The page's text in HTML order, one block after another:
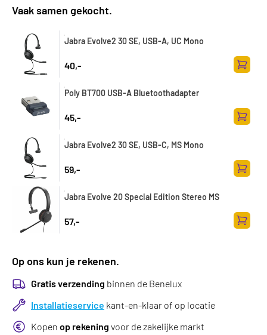
Vaak samen gekocht.
Jabra Evolve2 30 SE, USB-A, UC Mono
40,-
Poly BT700 USB-A Bluetoothadapter
45,-
Jabra Evolve2 30 SE, USB-C, MS Mono
59,-
Jabra Evolve 20 Special Edition Stereo MS
57,-
Op ons kun je rekenen.
Gratis verzending binnen de Benelux
Installatieservice kant-en-klaar of op locatie
Kopen op rekening voor de zakelijke markt